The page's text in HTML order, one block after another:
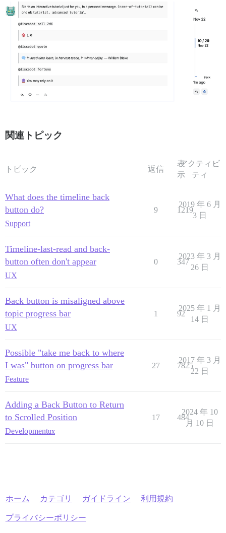
関連トピック
トピック 返信
表
示
アクティビ
ティ
What does the timeline back
button do?
Support
9 1219
2019 年 6 月
3 日
Timeline-last-read and back-
button often don't appear
UX
0 347
2023 年 3 月
26 日
Back button is misaligned above
topic progress bar
UX
1 92
2025 年 1 月
14 日
Possible "take me back to where
I was" button on progress bar
Feature
27 7825
2017 年 3 月
22 日
Adding a Back Button to Return
to Scrolled Position
Developmentux
17 484
2024 年 10
月 10 日
ホーム カテゴリ ガイドライン 利用規約
プライバシーポリシー